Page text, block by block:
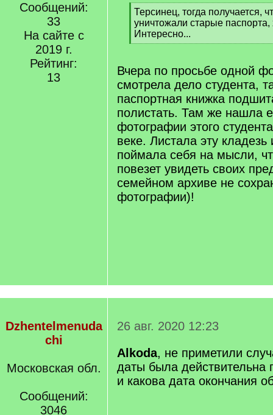
Сообщений:
33
На сайте с
2019 г.
Рейтинг:
13
[
q
]
Терсинец, тогда получается,
уничтожали старые паспорта,
Интересно...
[
q
]
Вчера по просьбе одной
смотрела дело студента,
паспортная книжка
полистать. Там же нашла
фотографии этого
веке. Листала эту
поймала себя на мысли,
повезет увидеть своих
семейном архиве не
фотографии)!
Dzhentelmenuda
chi
Московская обл.
Сообщений:
3046
26 авг. 2020 12:23
Alkoda, не приметили
даты была действительна
и какова дата окончания